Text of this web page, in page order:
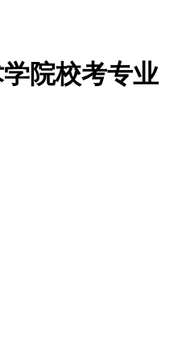
院校考专业